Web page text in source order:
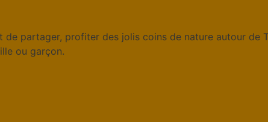
de partager, profiter des jolis coins de nature autour de
ou garçon.